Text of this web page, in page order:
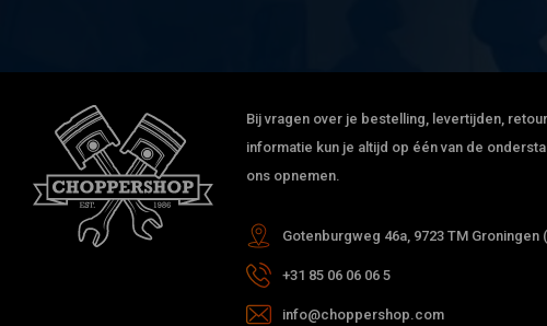
Bij vragen over je bestelling, levertijden,
informatie kun je altijd op één van de
ons opnemen.
Gotenburgweg 46a, 9723 TM Groningen
+31 85 06 06 06 5
info@choppershop.com